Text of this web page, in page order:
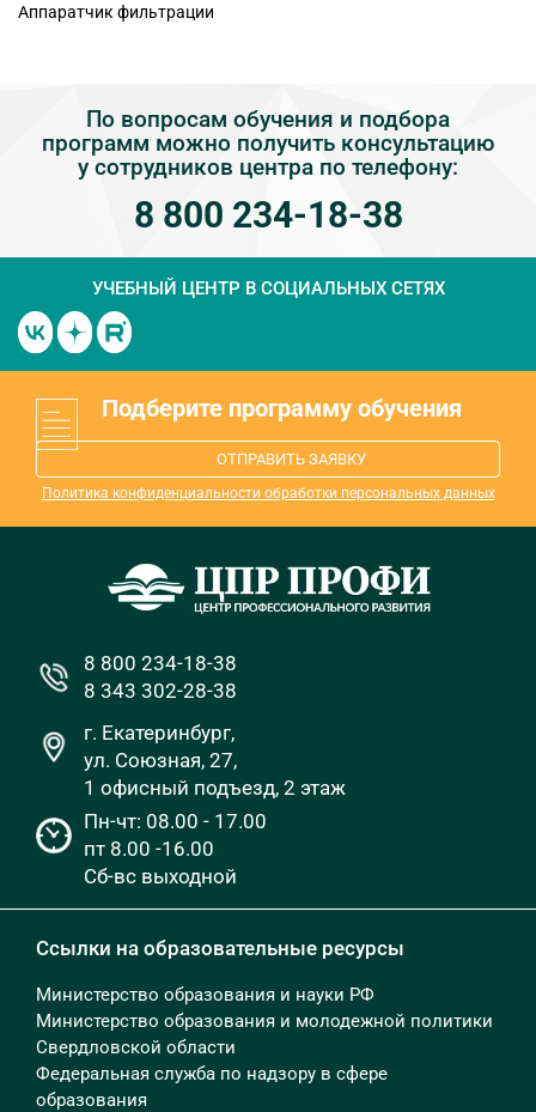
Аппаратчик фильтрации
По вопросам обучения и подбора
программ можно получить консультацию
у сотрудников центра по телефону:
8 800 234-18-38
УЧЕБНЫЙ ЦЕНТР В СОЦИАЛЬНЫХ СЕТЯХ
Подберите программу обучения
ОТПРАВИТЬ ЗАЯВКУ
Политика конфиденциальности обработки персональных данных
8 800 234-18-38
8 343 302-28-38
г. Екатеринбург,
ул. Союзная, 27,
1 офисный подъезд, 2 этаж
Пн-чт: 08.00 - 17.00
пт 8.00 -16.00
Сб-вс выходной
Ссылки на образовательные ресурсы
Министерство образования и науки РФ
Министерство образования и молодежной политики
Свердловской области
Федеральная служба по надзору в сфере
образования